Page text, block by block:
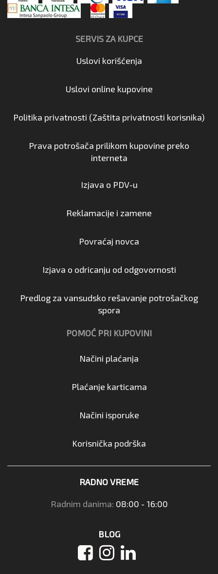
SERVIS ZA KUPCE
Uslovi korišćenja
Uslovi online kupovine
Politika privatnosti (Zaštita privatnosti korisnika)
Prava potrošača prilikom kupovine preko
interneta
Izjava o PDV-u
Reklamacije i zamene
Povraćaj novca
Izjava o odricanju od odgovornosti
Predlog za vansudsko rešavanje potrošačkog
spora
POMOĆ PRI KUPOVINI
Načini plaćanja
Plaćanje karticama
Načini isporuke
Korisnička podrška
RADNO VREME
Radnim danima: 08:00 - 16:00
BLOG